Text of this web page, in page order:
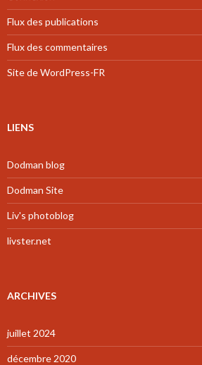
Flux des publications
Flux des commentaires
Site de WordPress-FR
LIENS
Dodman blog
Dodman Site
Liv's photoblog
livster.net
ARCHIVES
juillet 2024
décembre 2020